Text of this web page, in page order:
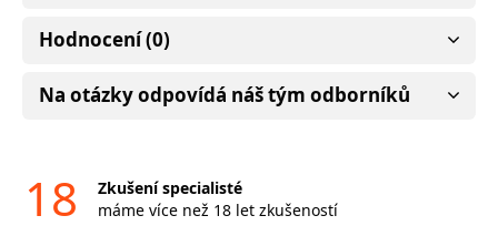
Hodnocení (0)
Na otázky odpovídá náš tým odborníků
18
Zkušení specialisté
máme více než 18 let zkušeností